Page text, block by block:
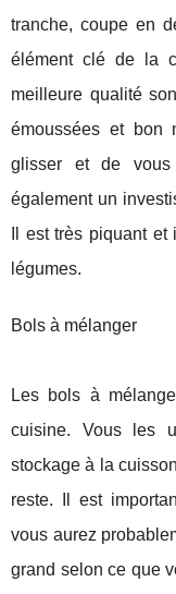
tranche, coupe en
élément clé de la
meilleure qualité
émoussées et bon
glisser et de vous
également un
Il est très piquant
légumes.
Bols à mélanger
Les bols à
cuisine. Vous les
stockage à la
reste. Il est
vous aurez
grand selon ce que